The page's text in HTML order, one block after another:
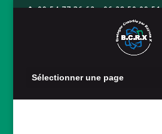
09 54 77 36 62 - 06 28 50 09 51
Sélectionner une page